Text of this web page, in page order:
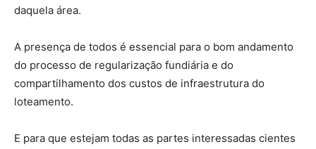
daquela área.
A presença de todos é essencial para o bom andamento
do processo de regularização fundiária e do
compartilhamento dos custos de infraestrutura do
loteamento.
E para que estejam todas as partes interessadas cientes